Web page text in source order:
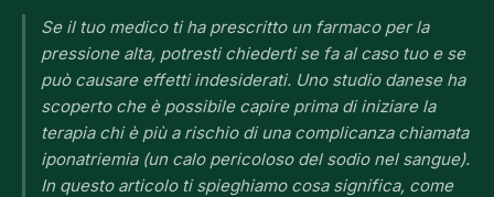
Se il tuo medico ti ha prescritto un farmaco per la
pressione alta, potresti chiederti se fa al caso tuo e se
può causare effetti indesiderati. Uno studio danese ha
scoperto che è possibile capire prima di iniziare la
terapia chi è più a rischio di una complicanza chiamata
iponatriemia (un calo pericoloso del sodio nel sangue).
In questo articolo ti spieghiamo cosa significa, come